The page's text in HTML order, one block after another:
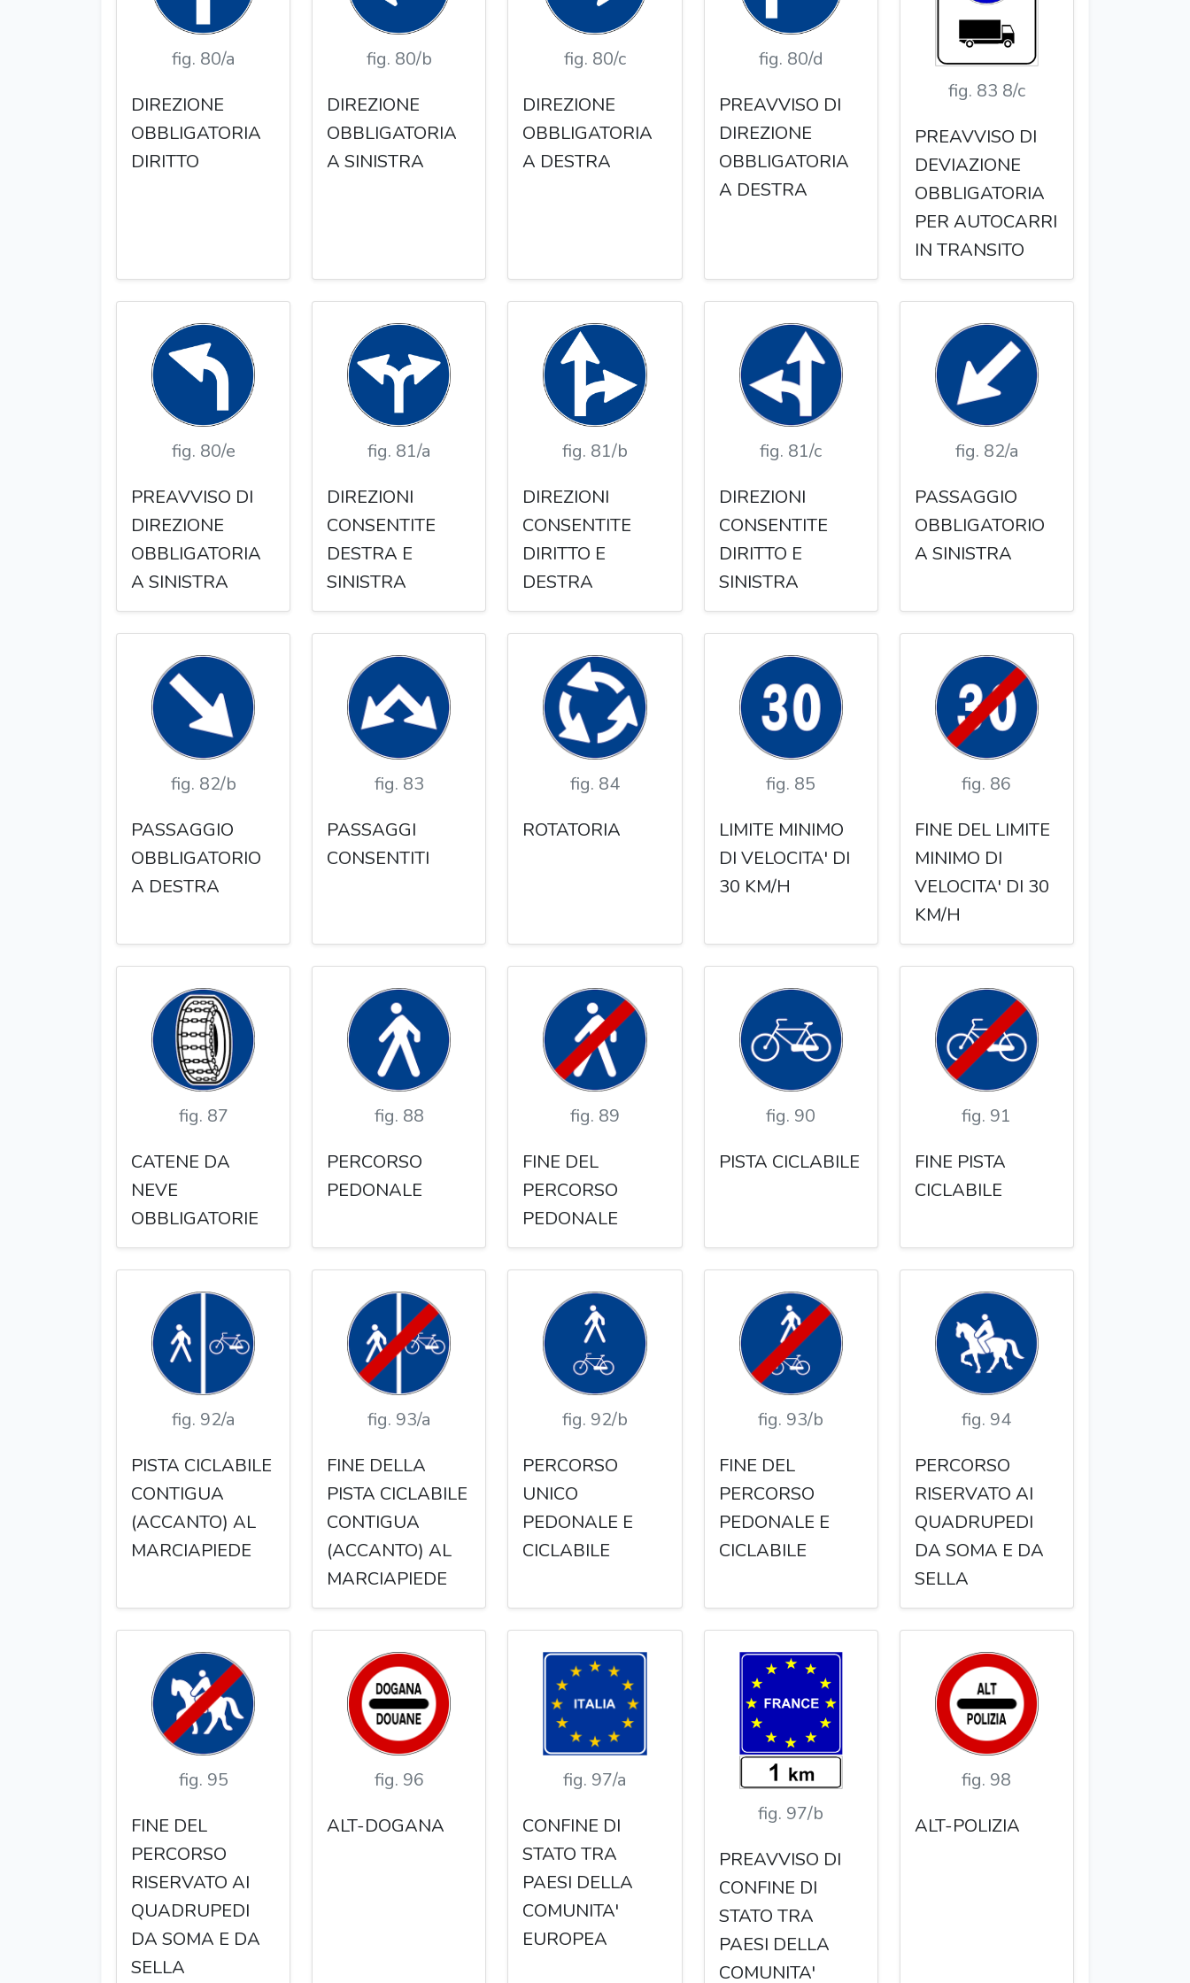
fig. 80/a
DIREZIONE
OBBLIGATORIA
DIRITTO
fig. 80/b
DIREZIONE
OBBLIGATORIA
A SINISTRA
fig. 80/c
DIREZIONE
OBBLIGATORIA
A DESTRA
fig. 80/d
PREAVVISO DI
DIREZIONE
OBBLIGATORIA
A DESTRA
fig. 83 8/c
PREAVVISO DI
DEVIAZIONE
OBBLIGATORIA
PER AUTOCARRI
IN TRANSITO
fig. 80/e
PREAVVISO DI
DIREZIONE
OBBLIGATORIA
A SINISTRA
fig. 81/a
DIREZIONI
CONSENTITE
DESTRA E
SINISTRA
fig. 81/b
DIREZIONI
CONSENTITE
DIRITTO E
DESTRA
fig. 81/c
DIREZIONI
CONSENTITE
DIRITTO E
SINISTRA
fig. 82/a
PASSAGGIO
OBBLIGATORIO
A SINISTRA
fig. 82/b
PASSAGGIO
OBBLIGATORIO
A DESTRA
fig. 83
PASSAGGI
CONSENTITI
fig. 84
ROTATORIA
fig. 85
LIMITE MINIMO
DI VELOCITA' DI
30 KM/H
fig. 86
FINE DEL LIMITE
MINIMO DI
VELOCITA' DI 30
KM/H
fig. 87
CATENE DA
NEVE
OBBLIGATORIE
fig. 88
PERCORSO
PEDONALE
fig. 89
FINE DEL
PERCORSO
PEDONALE
fig. 90
PISTA CICLABILE
fig. 91
FINE PISTA
CICLABILE
fig. 92/a
PISTA CICLABILE
CONTIGUA
(ACCANTO) AL
MARCIAPIEDE
fig. 93/a
FINE DELLA
PISTA CICLABILE
CONTIGUA
(ACCANTO) AL
MARCIAPIEDE
fig. 92/b
PERCORSO
UNICO
PEDONALE E
CICLABILE
fig. 93/b
FINE DEL
PERCORSO
PEDONALE E
CICLABILE
fig. 94
PERCORSO
RISERVATO AI
QUADRUPEDI
DA SOMA E DA
SELLA
fig. 95
FINE DEL
PERCORSO
RISERVATO AI
QUADRUPEDI
DA SOMA E DA
SELLA
fig. 96
ALT-DOGANA
fig. 97/a
CONFINE DI
STATO TRA
PAESI DELLA
COMUNITA'
EUROPEA
fig. 97/b
PREAVVISO DI
CONFINE DI
STATO TRA
PAESI DELLA
COMUNITA'
fig. 98
ALT-POLIZIA